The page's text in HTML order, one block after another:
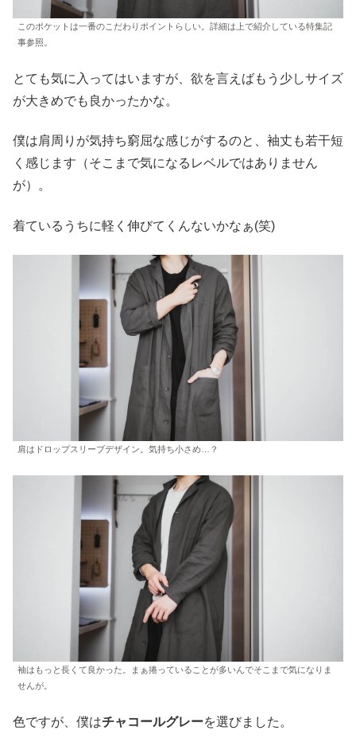
このポケットは一番のこだわりポイントらしい。詳細は上で紹介している特集記
事参照。
とても気に入ってはいますが、欲を言えばもう少しサイズ
が大きめでも良かったかな。
僕は肩周りが気持ち窮屈な感じがするのと、袖丈も若干短
く感じます（そこまで気になるレベルではありません
が）。
着ているうちに軽く伸びてくんないかなぁ(笑)
肩はドロップスリーブデザイン。気持ち小さめ…？
袖はもっと長くて良かった。まぁ捲っていることが多いんでそこまで気になりま
せんが。
色ですが、僕はチャコールグレーを選びました。